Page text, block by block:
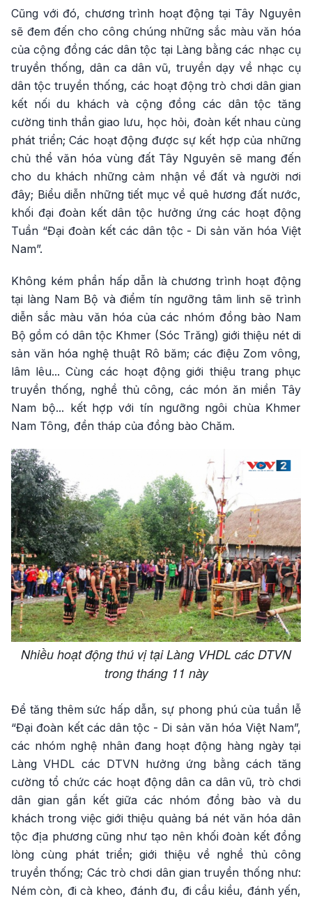
Cũng với đó, chương trình hoạt động tại Tây Nguyên
sẽ đem đến cho công chúng những sắc màu văn hóa
của cộng đồng các dân tộc tại Làng bằng các nhạc cụ
truyền thống, dân ca dân vũ, truyền dạy về nhạc cụ
dân tộc truyền thống, các hoạt động trò chơi dân gian
kết nối du khách và cộng đồng các dân tộc tăng
cường tinh thần giao lưu, học hỏi, đoàn kết nhau cùng
phát triển; Các hoạt động được sự kết hợp của những
chủ thể văn hóa vùng đất Tây Nguyên sẽ mang đến
cho du khách những cảm nhận về đất và người nơi
đây; Biểu diễn những tiết mục về quê hương đất nước,
khối đại đoàn kết dân tộc hưởng ứng các hoạt động
Tuần “Đại đoàn kết các dân tộc - Di sản văn hóa Việt
Nam”.
Không kém phần hấp dẫn là chương trình hoạt động
tại làng Nam Bộ và điểm tín ngưỡng tâm linh sẽ trình
diễn sắc màu văn hóa của các nhóm đồng bào Nam
Bộ gồm có dân tộc Khmer (Sóc Trăng) giới thiệu nét di
sản văn hóa nghệ thuật Rô băm; các điệu Zom vông,
lâm lêu... Cùng các hoạt động giới thiệu trang phục
truyền thống, nghề thủ công, các món ăn miền Tây
Nam bộ... kết hợp với tín ngưỡng ngôi chùa Khmer
Nam Tông, đền tháp của đồng bào Chăm.
Nhiều hoạt động thú vị tại Làng VHDL các DTVN
trong tháng 11 này
Để tăng thêm sức hấp dẫn, sự phong phú của tuần lễ
“Đại đoàn kết các dân tộc - Di sản văn hóa Việt Nam”,
các nhóm nghệ nhân đang hoạt động hàng ngày tại
Làng VHDL các DTVN hưởng ứng bằng cách tăng
cường tổ chức các hoạt động dân ca dân vũ, trò chơi
dân gian gắn kết giữa các nhóm đồng bào và du
khách trong việc giới thiệu quảng bá nét văn hóa dân
tộc địa phương cũng như tạo nên khối đoàn kết đồng
lòng cùng phát triển; giới thiệu về nghề thủ công
truyền thống; Các trò chơi dân gian truyền thống như:
Ném còn, đi cà kheo, đánh đu, đi cầu kiều, đánh yến,